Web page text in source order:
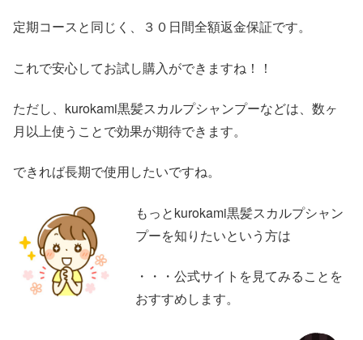
定期コースと同じく、３０日間全額返金保証です。
これで安心してお試し購入ができますね！！
ただし、kurokami黒髪スカルプシャンプーなどは、数ヶ
月以上使うことで効果が期待できます。
できれば長期で使用したいですね。
もっとkurokami黒髪スカルプシャン
プーを知りたいという方は
・・・公式サイトを見てみることを
おすすめします。